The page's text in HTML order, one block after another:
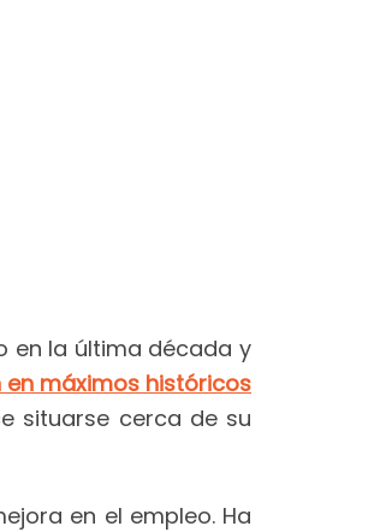
en la última década y
máximos históricos
situarse cerca de su
en el empleo. Ha